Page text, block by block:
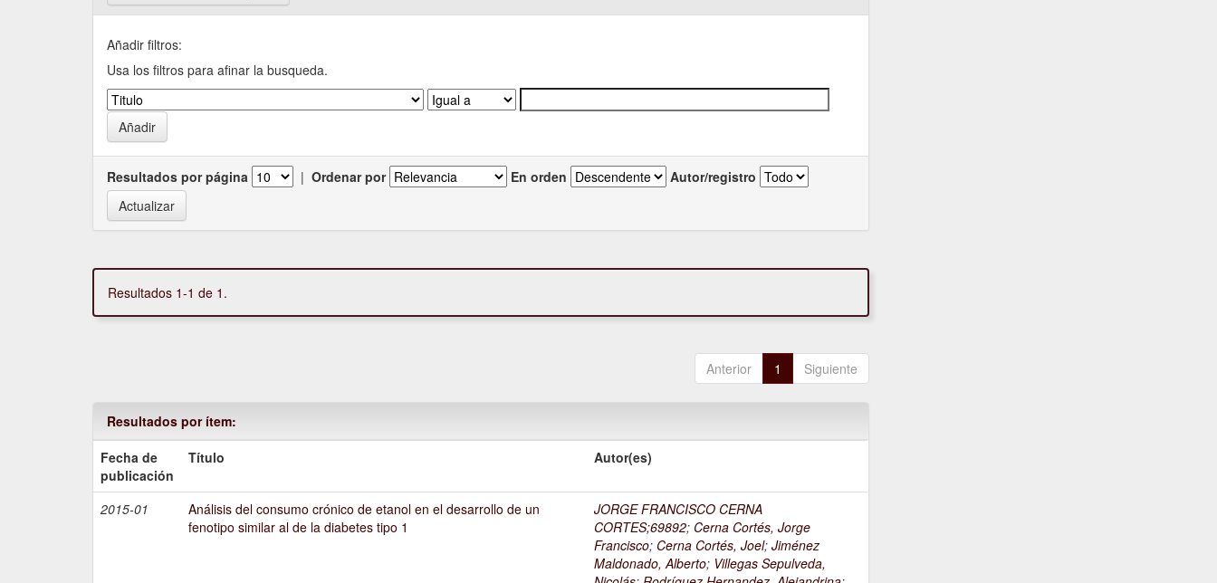
Añadir filtros:
Usa los filtros para afinar la busqueda.
Resultados por página | Ordenar por En orden Autor/registro
Resultados 1-1 de 1.
Anterior 1 Siguiente
Resultados por ítem:
Fecha de
publicación
Título Autor(es)
2015-01
Análisis del consumo crónico de etanol en el desarrollo de un
fenotipo similar al de la diabetes tipo 1
JORGE FRANCISCO CERNA
CORTES;69892; Cerna Cortés, Jorge
Francisco; Cerna Cortés, Joel;Jiménez
Maldonado, Alberto; Villegas Sepulveda,